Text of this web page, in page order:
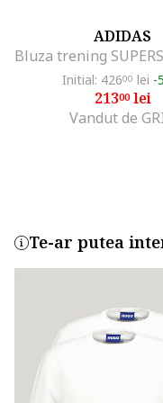
ADIDAS
Initial: 42600 lei -
21300lei
Vandut de
Te-ar putea